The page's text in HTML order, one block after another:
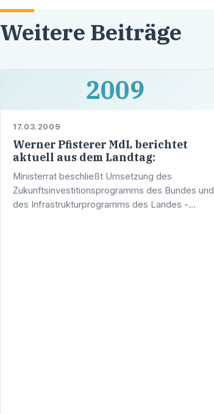
Weitere Beiträge
2009
17.03.2009
Werner Pfisterer MdL berichtet
aktuell aus dem Landtag:
Ministerrat beschließt Umsetzung des
Zukunftsinvestitionsprogramms des Bundes und
des Infrastrukturprogramms des Landes -